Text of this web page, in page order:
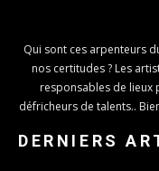
Qui sont ces arpenteurs
nos certitudes ? Les
responsables de lieux
défricheurs de talents..
DERNIERS